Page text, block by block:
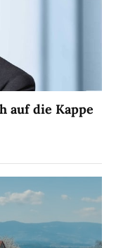
auf die Kappe